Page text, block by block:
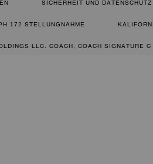
SICHERHEIT UND DATENSCHUTZ
172 STELLUNGNAHME
LLC. COACH, COACH SIGNATURE